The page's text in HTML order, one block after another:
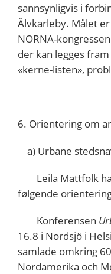
sannsynligvis i
Älvkarleby. Målet
NORNA-
der kan legges
«kerne-listen»,
6. Orientering om
a) Urbane
Leila Mattfolk
følgende
Konferensen
16.8 i Nordsjö i
samlade omkring
Nordamerika och